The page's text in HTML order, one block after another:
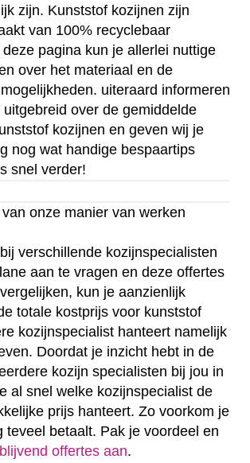
zijn. Kunststof kozijnen zijn
van 100% recyclebaar
pagina kun je allerlei nuttige
over het materiaal en de
uiteraard informeren
over de gemiddelde
kozijnen en geven wij je
nog wat handige bespaartips
snel verder!
onze manier van werken
verschillende kozijnspecialisten
aan te vragen en deze offertes
kun je aanzienlijk
totale kostprijs voor kunststof
kozijnspecialist hanteert namelijk
Doordat je inzicht hebt in de
kozijn specialisten bij jou in
al snel welke kozijnspecialist de
prijs hanteert. Zo voorkom je
teveel betaalt. Pak je voordeel en
offertes aan.